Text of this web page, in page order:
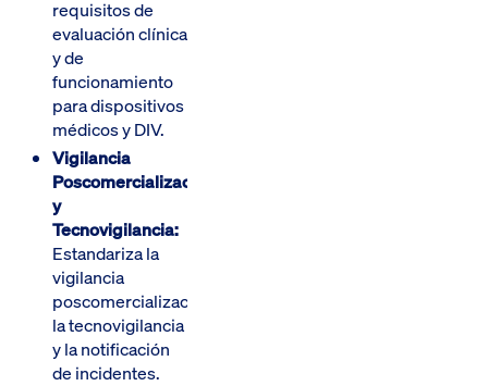
requisitos de
evaluación clínica
y de
funcionamiento
para dispositivos
médicos y DIV.
Vigilancia
Poscomercialización
y
Tecnovigilancia:
Estandariza la
vigilancia
poscomercialización,
la tecnovigilancia
y la notificación
de incidentes.